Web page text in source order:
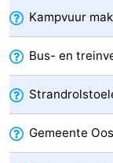
Natuur
Oosterschelde
-
Burgh
Haamstede
-
Natuur
Walcheren
Kampvuur
Bus- en
Gemeente